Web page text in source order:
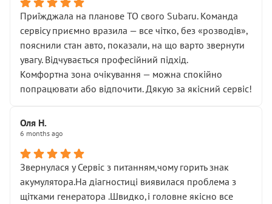
Приїжджала на планове ТО свого Subaru. Команда
сервісу приємно вразила — все чітко, без «розводів»,
пояснили стан авто, показали, на що варто звернути
увагу. Відчувається професійний підхід.
Комфортна зона очікування — можна спокійно
попрацювати або відпочити. Дякую за якісний сервіс!
Оля Н.
6 months ago
Звернулася у Сервіс з питанням,чому горить знак
акумулятора.На діагностиці виявилася проблема з
щітками генератора .Швидко,і головне якісно все